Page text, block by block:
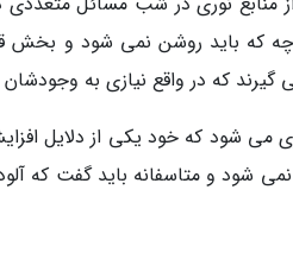
که باید روشن نمی شود و بخش
گیرند که در واقع نیازی به
می شود که خود یکی از دلایل
شود و متاسفانه باید گفت که